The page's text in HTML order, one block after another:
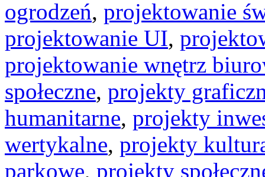
ogrodzeń, projektowanie
projektowanie UI,
projektowanie wnętrz
społeczne, projekty
humanitarne, projekty
wertykalne, projekty
parkowe, projekty